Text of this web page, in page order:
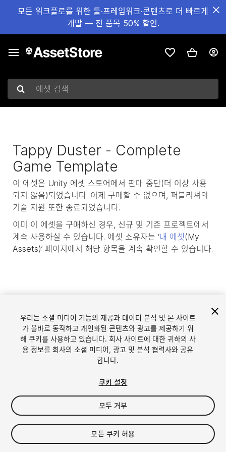
모든 워크플로를 위한 툴·프레임워크·콘텐츠로 더 빠르게
개발 — 전 품목 50% 할인.
에셋 검색
Tappy Duster - Complete
Game Template
이 에셋은 Unity 에셋 스토어에서 판매 중단(더 이상 사용
되지 않음)되었습니다. 이제 구매할 수 없으며, 퍼블리셔의
기술 지원 또한 종료되었습니다.
이미 이 에셋을 구매하신 경우, 신규 및 기존 프로젝트에서
계속 사용하실 수 있습니다. 에셋 소유자는 ‘내 에셋 (My
Assets)’ 페이지에서 해당 항목을 계속 확인할 수 있습니다.
简体中文
日本語
Unity에서 에셋 판매
에셋 등록 가이드라인
퍼블리셔 로그인
자주 묻는 질문
우리는 소셜 미디어 기능의 제공과 데이터 분석 및 본 사이트
가 올바로 동작하고 개인화된 콘텐츠와 광고를 제공하기 위
해 쿠키를 사용하고 있습니다. 회사 사이트에 대한 귀하의 사
용 정보를 회사의 소셜 미디어, 광고 및 분석 협력사와 공유
합니다.
쿠키 설정
모두 거부
모든 쿠키 허용